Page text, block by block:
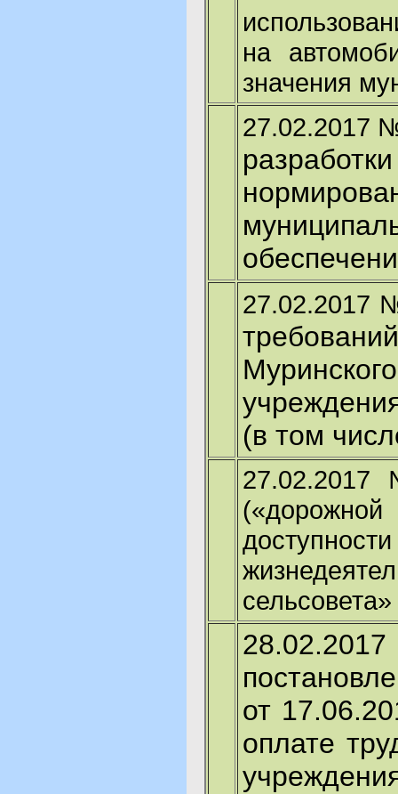
на
значения
27.02.2017
27.02.2017
(в том
сельсовета»
от
оплате